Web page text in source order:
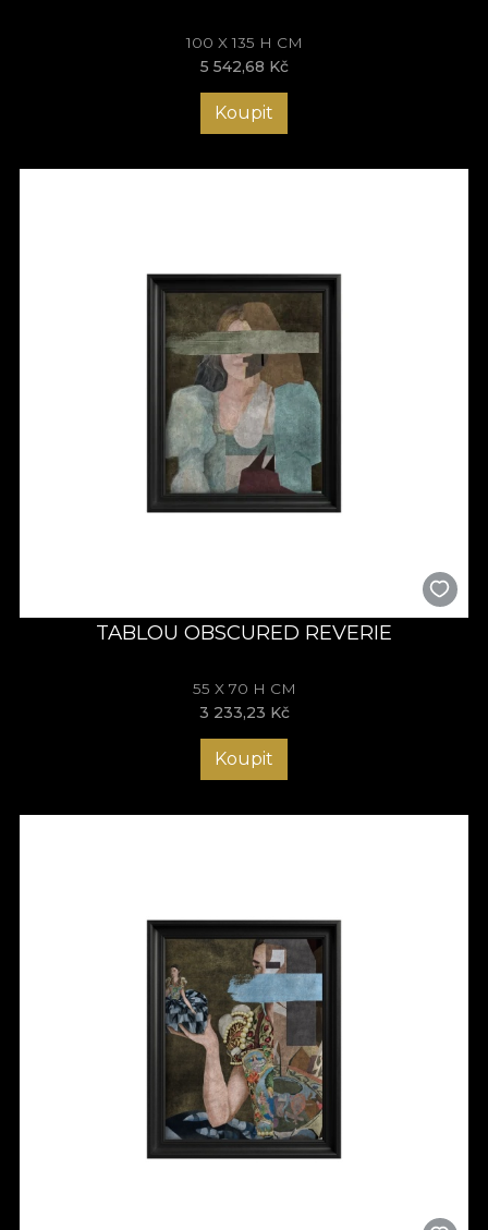
100 X 135 H CM
5 542,68 Kč
Koupit
TABLOU OBSCURED REVERIE
55 X 70 H CM
3 233,23 Kč
Koupit